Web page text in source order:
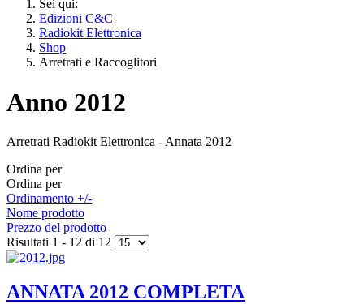
Sei qui:
Edizioni C&C
Radiokit Elettronica
Shop
Arretrati e Raccoglitori
Anno 2012
Arretrati Radiokit Elettronica - Annata 2012
Ordina per
Ordina per
Ordinamento +/-
Nome prodotto
Prezzo del prodotto
Risultati 1 - 12 di 12
ANNATA 2012 COMPLETA